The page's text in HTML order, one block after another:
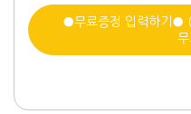
●무료증정 입력하기●